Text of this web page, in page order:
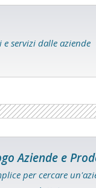
servizi dalle aziende
Aziende e
per cercare